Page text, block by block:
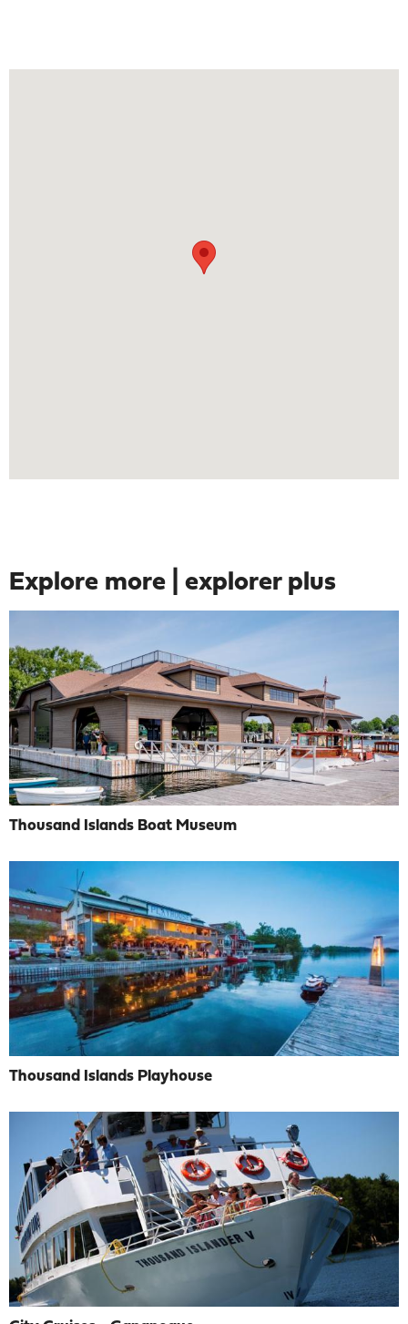
Explore more | explorer plus
Thousand Islands Boat Museum
Thousand Islands Playhouse